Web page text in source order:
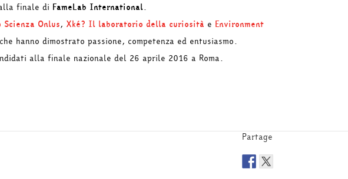
finale di FameLab International.
Scienza Onlus, Xké? Il laboratorio della curiosità e Environment
hanno dimostrato passione, competenza ed entusiasmo.
alla finale nazionale del 26 aprile 2016 a Roma.
Partage